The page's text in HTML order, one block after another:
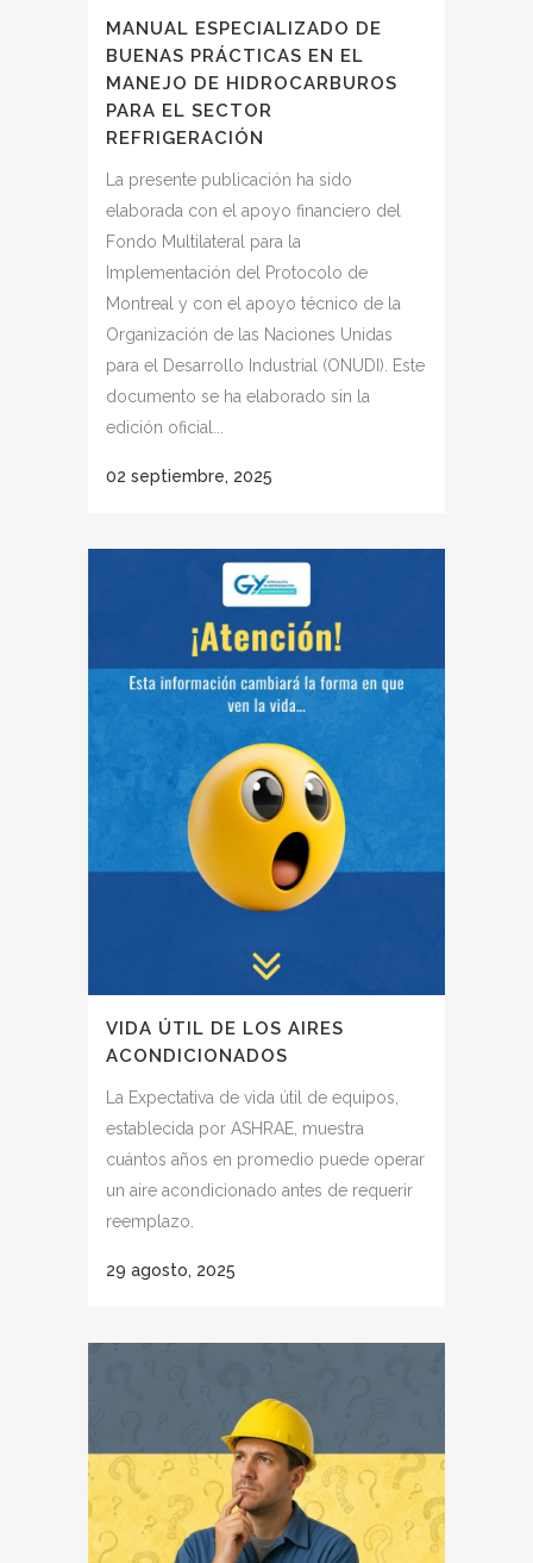
MANUAL ESPECIALIZADO DE
BUENAS PRÁCTICAS EN EL
MANEJO DE HIDROCARBUROS
PARA EL SECTOR
REFRIGERACIÓN
La presente publicación ha sido
elaborada con el apoyo financiero del
Fondo Multilateral para la
Implementación del Protocolo de
Montreal y con el apoyo técnico de la
Organización de las Naciones Unidas
para el Desarrollo Industrial (ONUDI). Este
documento se ha elaborado sin la
edición oficial...
02 septiembre, 2025
VIDA ÚTIL DE LOS AIRES
ACONDICIONADOS
La Expectativa de vida útil de equipos,
establecida por ASHRAE, muestra
cuántos años en promedio puede operar
un aire acondicionado antes de requerir
reemplazo.
29 agosto, 2025